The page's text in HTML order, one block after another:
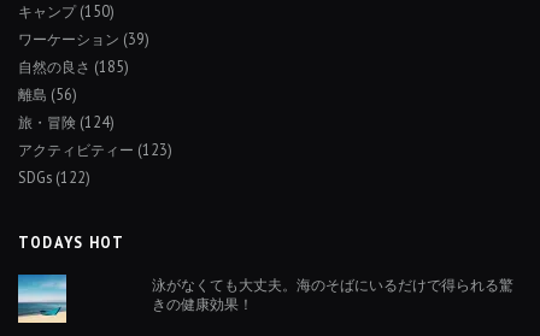
キャンプ(150)
ワーケーション (39)
自然の良さ (185)
離島 (56)
旅・冒険 (124)
アクティビティー (123)
SDGs (122)
TODAYS HOT
泳がなくても大丈夫。海のそばにいるだけで得られる驚
きの健康効果！